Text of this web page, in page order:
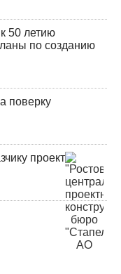
50 летию
по созданию
поверку
проект